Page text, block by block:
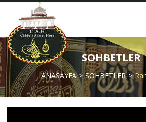
SOHBETLER
ANASAYFA SOHBETLER